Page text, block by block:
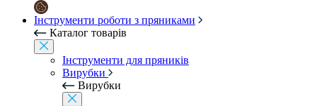
Інструменти роботи з пряниками
Каталог товарів
Інструменти для пряників
Вирубки
Вирубки